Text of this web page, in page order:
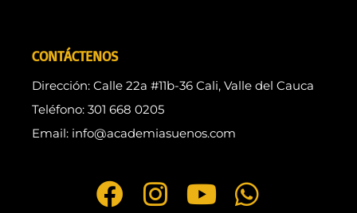
CONTÁCTENOS
Dirección: Calle 22a #11b-36 Cali, Valle del Cauca
Teléfono: 301 668 0205
Email: info@academiasuenos.com